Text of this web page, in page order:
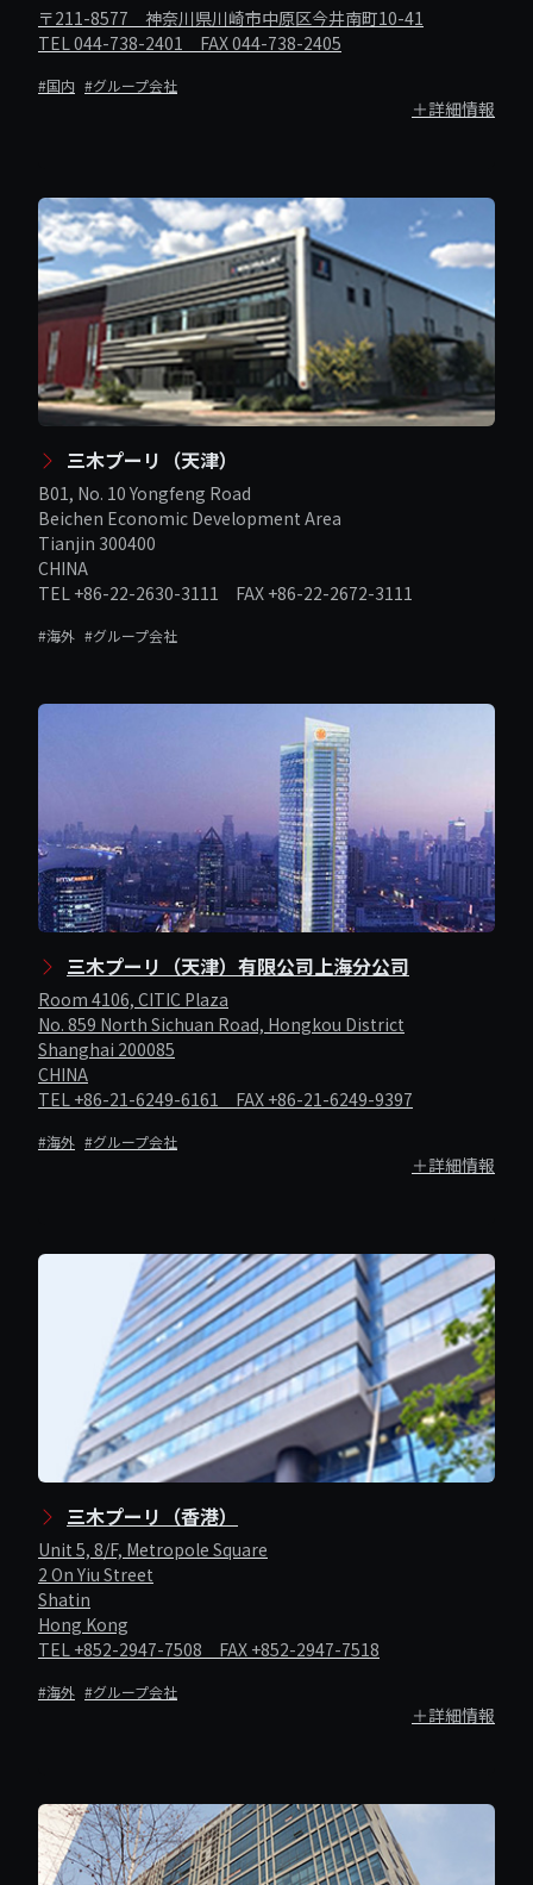
〒211-8577 神奈川県川崎市中原区今井南町10-41
TEL 044-738-2401 FAX 044-738-2405
#国内 #グループ会社
＋詳細情報
三木プーリ（天津）
B01, No. 10 Yongfeng Road
Beichen Economic Development Area
Tianjin 300400
CHINA
TEL +86-22-2630-3111 FAX +86-22-2672-3111
#海外 #グループ会社
三木プーリ（天津）有限公司上海分公司
Room 4106, CITIC Plaza
No. 859 North Sichuan Road, Hongkou District
Shanghai 200085
CHINA
TEL +86-21-6249-6161 FAX +86-21-6249-9397
#海外 #グループ会社
＋詳細情報
三木プーリ（香港）
Unit 5, 8/F, Metropole Square
2 On Yiu Street
Shatin
Hong Kong
TEL +852-2947-7508 FAX +852-2947-7518
#海外 #グループ会社
＋詳細情報